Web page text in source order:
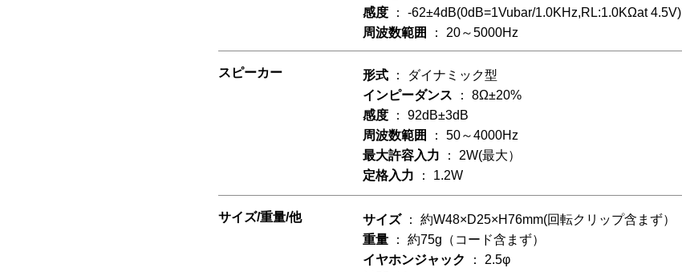
感度 ： -62±4dB(0dB=1Vubar/1.0KHz,RL:1.0KΩat 4.5V)
周波数範囲
： 20～5000Hz
スピーカー 形式 ： ダイナミック型
インピーダンス ： 8Ω±20%
感度 ： 92dB±3dB
周波数範囲
： 50～4000Hz
最大許容入力 ： 2W(最大）
定格入力 ： 1.2W
サイズ/重量/他 サイズ： 約W48×D25×H76mm(回転クリップ含まず）
重量 ： 約75g（コード含まず）
イヤホンジャック
： 2.5φ